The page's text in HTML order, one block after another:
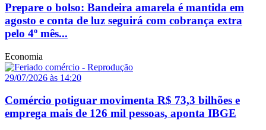
Prepare o bolso: Bandeira amarela é mantida em
agosto e conta de luz seguirá com cobrança extra
pelo 4º mês...
Economia
29/07/2026 às 14:20
Comércio potiguar movimenta R$ 73,3 bilhões e
emprega mais de 126 mil pessoas, aponta IBGE